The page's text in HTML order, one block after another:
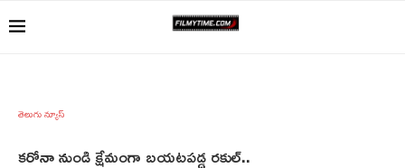
తెలుగు న్యూస్
కరోనా నుండి క్షేమంగా బయటపడ్డ రకుల్..